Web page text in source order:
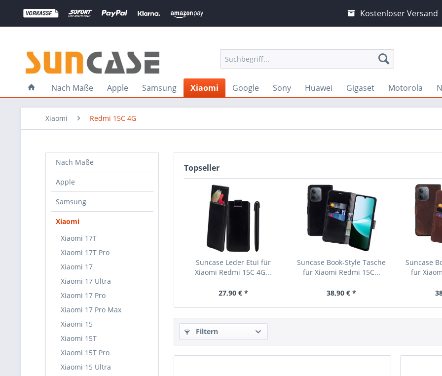
Kostenloser Versand
Nach Maße Apple Samsung Xiaomi Google Sony Huawei Gigaset Motorola
Xiaomi Redmi 15C 4G
Nach Maße
Apple
Samsung
Xiaomi
Xiaomi 17T
Xiaomi 17T Pro
Xiaomi 17
Xiaomi 17 Ultra
Xiaomi 17 Pro
Xiaomi 17 Pro Max
Xiaomi 15
Xiaomi 15T
Xiaomi 15T Pro
Xiaomi 15 Ultra
Topseller
Suncase Leder Etui für
Xiaomi Redmi 15C 4G...
27,90 € *
Suncase Book-Style Tasche
für Xiaomi Redmi 15C...
38,90 € *
Suncase
für
Filtern